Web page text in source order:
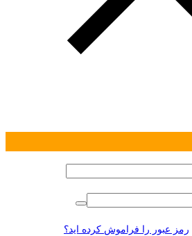
رمز عبور را فراموش کرده اید؟